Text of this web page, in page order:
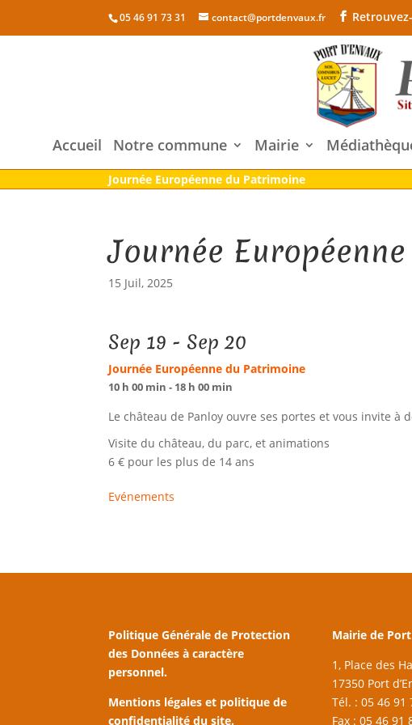
05 46 91 73 31 contact@portdenvaux.fr
Accueil Notre commune Mairie
Journée Européenne du Patrimoine
Journée
15 Juil, 2025
Sep 19 - Sep 20
Journée Européenne du Patrimoine
10 h 00 min - 18 h 00 min
Le château de Panloy ouvre ses portes et vous invite
Visite du château, du parc, et animations
6 € pour les plus de 14 ans
Evénements
Politique Générale de Protection
des Données à caractère
personnel.
Mentions légales et politique de
confidentialité du site.
Mairie de Port
1, Place des
17350 Port
Tél. : 05 46 91
Fax : 05 46 91